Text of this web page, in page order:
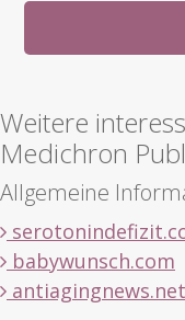
Weitere
Medichron
Allgemeine
babywunsch.com
antiagingnews.net